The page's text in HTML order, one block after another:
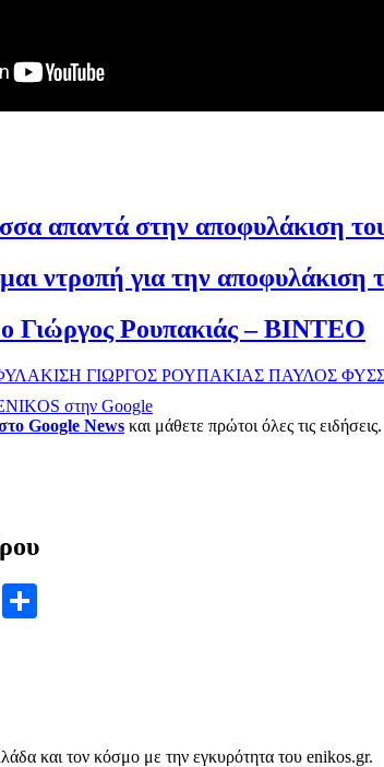
απαντά στην αποφυλάκιση
ντροπή για την
Γιώργος Ρουπακιάς – ΒΙΝΤΕΟ
ΓΙΩΡΓΟΣ ΡΟΥΠΑΚΙΑΣ ΠΑΥΛΟΣ
στην Google
Google News και μάθετε πρώτοι όλες τις ειδήσεις.
Email
και τον κόσμο με την εγκυρότητα του enikos.gr.